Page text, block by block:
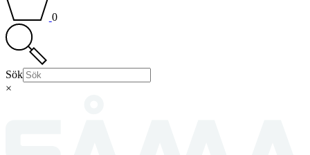
0
Sök
×